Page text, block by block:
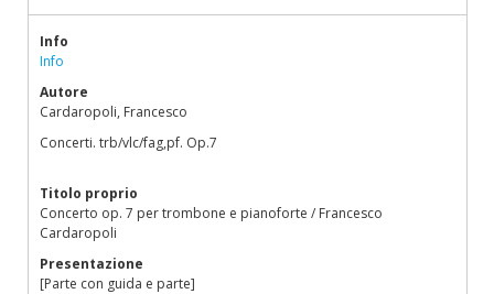
Info
Info
Autore
Cardaropoli, Francesco
Concerti. trb/vlc/fag,pf. Op.7
Titolo proprio
Concerto op. 7 per trombone e pianoforte / Francesco
Cardaropoli
Presentazione
[Parte con guida e parte]